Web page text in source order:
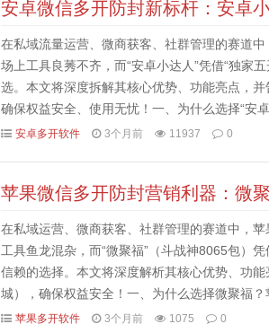
安卓微信多开防封新标杆：安卓
在私域流量运营、微商获客、社群管理的赛道
场上工具良莠不齐，而“安卓小达人”凭借“独家
选。本文将深度拆解其核心优势、功能亮点，
确保权益安全、使用无忧！一、为什么选择“安
度适配安卓小达人是专为安卓系统（9-16版本）
安卓多开软件 3个月前 11937 0
苹果微信多开防封营销利器：微
在私域运营、微商获客、社群管理的赛道中，
工具鱼龙混杂，而“微聚福”（斗战神8065包）
信赖的选择。本文将深度解析其核心优势、功
城），确保权益安全！一、为什么选择微聚福
福是苹果设备（iOS系统）专用的微信多开/营
苹果多开软件 3个月前 1075 0